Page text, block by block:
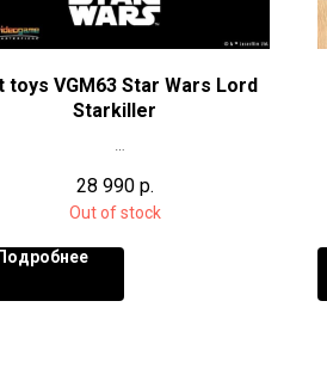
toys VGM63 Star Wars Lord
Starkiller
1/6 (31 см)
28 990 р.
Out of stock
Подробнее